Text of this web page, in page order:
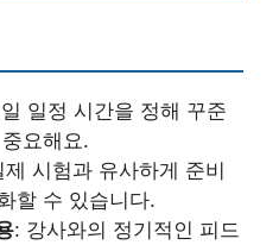
일정 시간을 정해 꾸준
요해요.
제 시험과 유사하게 준비
할 수 있습니다.
: 강사와의 정기적인 피드